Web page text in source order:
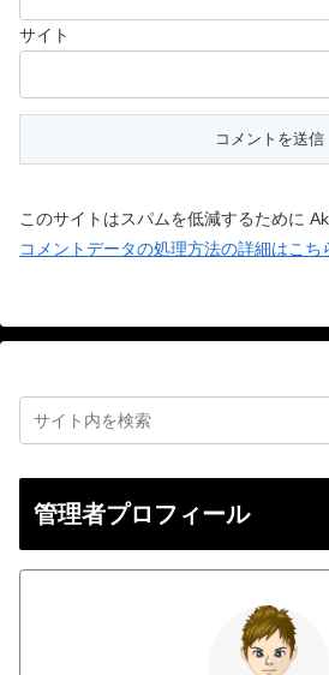
サイト
このサイトはスパムを低減するために
コメントデータの処理方法の詳細はこち
管理者プロフィール